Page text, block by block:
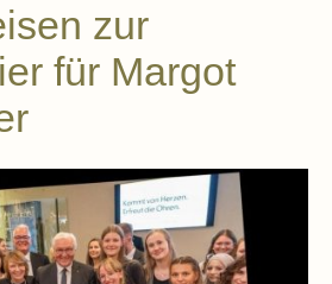
zur
für Margot